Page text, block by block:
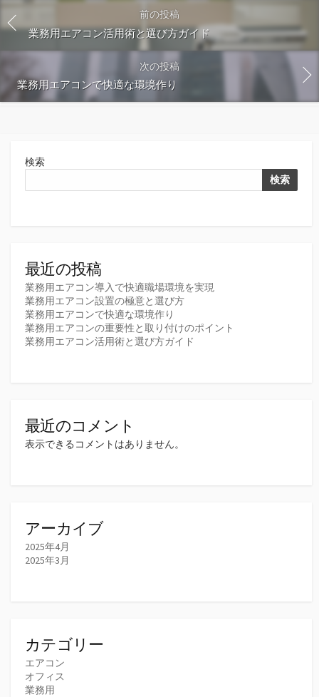
前の投稿
業務用エアコン活用術と選び方ガイド
次の投稿
業務用エアコンで快適な環境作り
検索
検索
最近の投稿
業務用エアコン導入で快適職場環境を実現
業務用エアコン設置の極意と選び方
業務用エアコンで快適な環境作り
業務用エアコンの重要性と取り付けのポイント
業務用エアコン活用術と選び方ガイド
最近のコメント
表示できるコメントはありません。
アーカイブ
2025年4月
2025年3月
カテゴリー
エアコン
オフィス
業務用